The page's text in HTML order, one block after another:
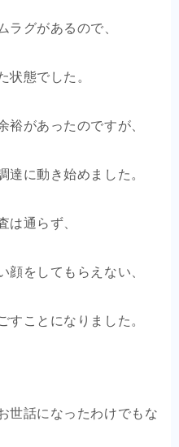
ラグがあるので、
状態でした。
裕があったのですが、
達に動き始めました。
は通らず、
顔をしてもらえない、
すことになりました。
世話になったわけでもな